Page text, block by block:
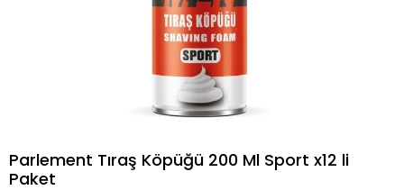
Parlement Tıraş Köpüğü 200 Ml Sport x12 li
Paket